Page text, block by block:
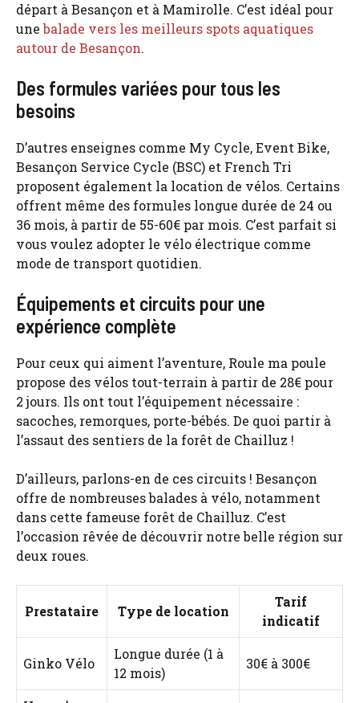
départ à Besançon et à Mamirolle. C’est idéal pour
unebalade vers les meilleurs spots aquatiques
autour de Besançon.
Des formules variées pour tous les
besoins
D’autres enseignes comme My Cycle, Event Bike,
Besançon Service Cycle (BSC) et French Tri
proposent également la location de vélos. Certains
offrent même des formules longue durée de 24 ou
36 mois, à partir de 55-60€ par mois. C’est parfait si
vous voulez adopter le vélo électrique comme
mode de transport quotidien.
Équipements et circuits pour une
expérience complète
Pour ceux qui aiment l’aventure, Roule ma poule
propose des vélos tout-terrain à partir de 28€ pour
2 jours. Ils ont tout l’équipement nécessaire :
sacoches, remorques, porte-bébés. De quoi partir à
l’assaut des sentiers de la forêt de Chailluz !
D’ailleurs, parlons-en de ces circuits ! Besançon
offre de nombreuses balades à vélo, notamment
dans cette fameuse forêt de Chailluz. C’est
l’occasion rêvée de découvrir notre belle région sur
deux roues.
Prestataire Type de location
Tarif
indicatif
Ginko Vélo
Longue durée (1 à
12 mois)
30€ à 300€